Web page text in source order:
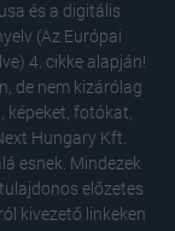
és a digitális
(Az Európai
4. cikke alapján!
de nem kizárólag
képeket, fotókat,
Hungary Kft.
esnek. Mindezek
előzetes
kivezető linkeken